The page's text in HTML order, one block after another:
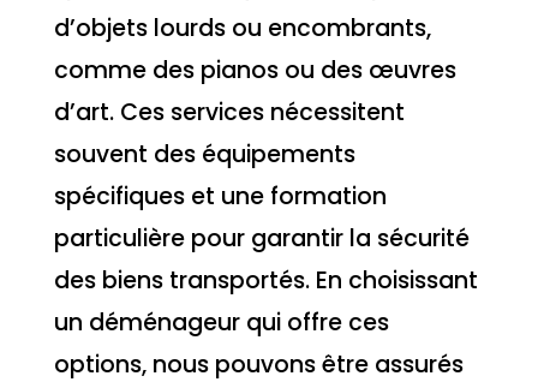
d’objets lourds ou encombrants,
comme des pianos ou des œuvres
d’art. Ces services nécessitent
souvent des équipements
spécifiques et une formation
particulière pour garantir la sécurité
des biens transportés. En choisissant
un déménageur qui offre ces
options, nous pouvons être assurés